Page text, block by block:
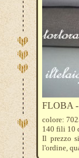
FLOBA -
colore:
140 fili 10
Il prezzo
l'ordine,